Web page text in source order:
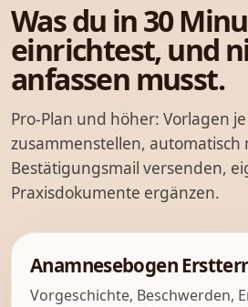
Was du in 30
einrichtest, und
anfassen musst.
Pro-Plan und höher: Vorlagen
zusammenstellen, automatisch
Bestätigungsmail versenden,
Praxisdokumente ergänzen.
Anamnesebogen
Vorgeschichte, Beschwerden,